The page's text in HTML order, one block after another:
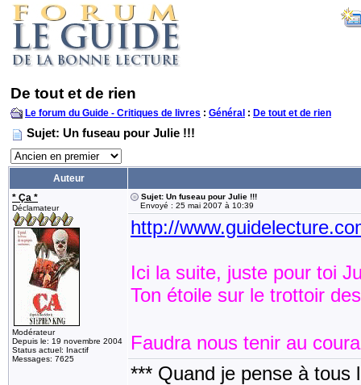
De tout et de rien
Le forum du Guide - Critiques de livres : Général : De tout et de rien
Sujet: Un fuseau pour Julie !!!
Auteur
* Ça *
Déclamateur
Modérateur
Depuis le: 19 novembre 2004
Status actuel: Inactif
Messages: 7625
Sujet: Un fuseau pour Julie !!!
Envoyé : 25 mai 2007 à 10:39
http://
Ici la suite, juste pour toi
Ton étoile sur le trottoir
Faudra nous tenir au
*** Quand je pense à tous